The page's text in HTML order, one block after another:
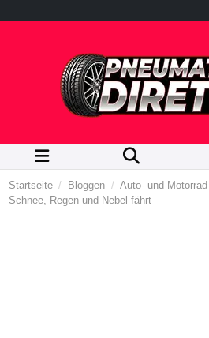
Startseite Bloggen Auto- und
Schnee, Regen und Nebel fährt